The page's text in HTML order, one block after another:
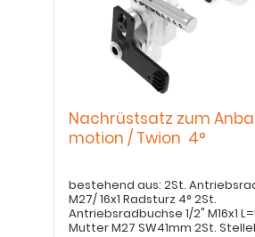
Nachrüstsatz zum
motion / Twion 4°
bestehend aus: 2St. Antriebsradbuchse
M27/ 16x1 Radsturz 4° 2St.
Antriebsradbuchse 1/2" M16x1
Mutter M27 SW41mm 2St. Stellelement zur